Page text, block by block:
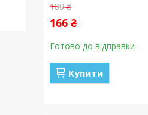
180 ₴
166 ₴
Готово до відправки
Купити